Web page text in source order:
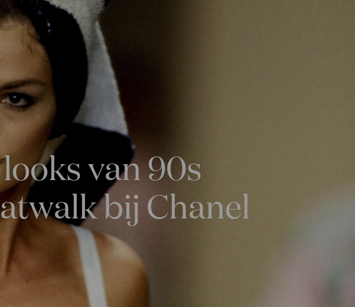
van 90s
bij Chanel